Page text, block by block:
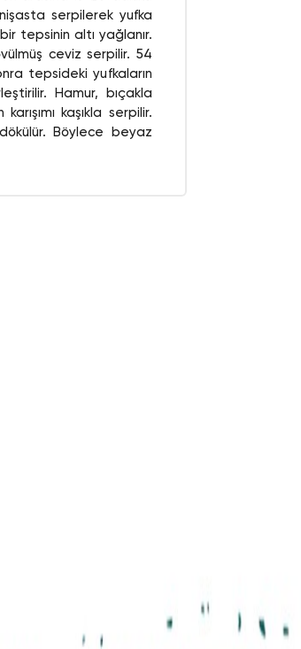
serpilerek yufka
tepsinin altı yağlanır.
ceviz serpilir. 54
tepsideki yufkaların
Hamur, bıçakla
kaşıkla serpilir.
Böylece beyaz